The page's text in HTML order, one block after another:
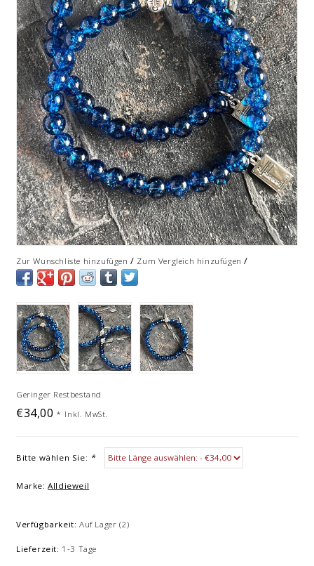
Zur Wunschliste hinzufügen / Zum Vergleich hinzufügen /
Geringer Restbestand
€34,00* Inkl. MwSt.
Bitte wählen Sie: *
Marke: Alldieweil
Verfügbarkeit: Auf Lager(2)
Lieferzeit: 1-3 Tage